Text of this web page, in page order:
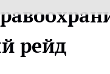
рейд